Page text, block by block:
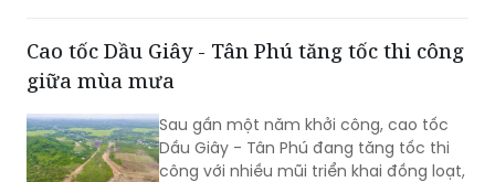
Cao tốc Dầu Giây - Tân Phú tăng tốc thi công
giữa mùa mưa
Sau gần một năm khởi công, cao tốc
Dầu Giây - Tân Phú đang tăng tốc thi
công với nhiều mũi triển khai đồng loạt,